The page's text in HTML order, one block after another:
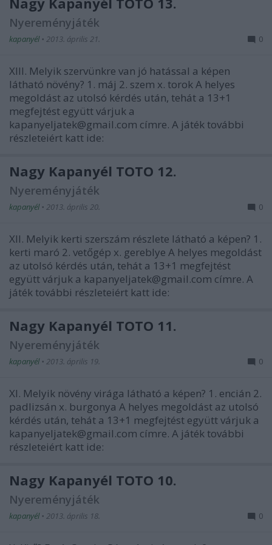
Nyereményjáték
kapanyél • 2013. április 21. 0
XIII. Melyik szervünkre van jó hatással a képen
látható növény? 1. máj 2. szem x. torok A helyes
megoldást az utolsó kérdés után, tehát a 13+1
megfejtést együtt várjuk a
kapanyeljatek@gmail.com címre. A játék további
részleteiért katt ide:
Nagy Kapanyél TOTÓ 12.
Nyereményjáték
kapanyél • 2013. április 20. 0
XII. Melyik kerti szerszám részlete látható a képen? 1.
kerti maró 2. vetőgép x. gereblye A helyes megoldást
az utolsó kérdés után, tehát a 13+1 megfejtést
együtt várjuk a kapanyeljatek@gmail.com címre. A
játék további részleteiért katt ide:
Nagy Kapanyél TOTÓ 11.
Nyereményjáték
kapanyél • 2013. április 19. 0
XI. Melyik növény virága látható a képen? 1. encián 2.
padlizsán x. burgonya A helyes megoldást az utolsó
kérdés után, tehát a 13+1 megfejtést együtt várjuk a
kapanyeljatek@gmail.com címre. A játék további
részleteiért katt ide:
Nagy Kapanyél TOTÓ 10.
Nyereményjáték
kapanyél • 2013. április 18. 0